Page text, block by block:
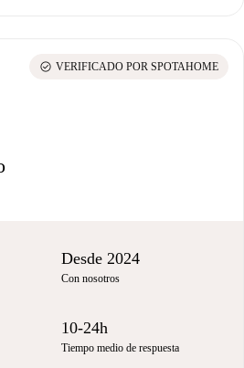
check_circle VERIFICADO POR SPOTAHOME
Desde 2024
Con nosotros
10-24h
Tiempo medio de respuesta